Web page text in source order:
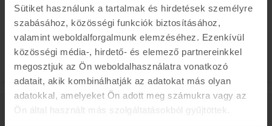
Sütiket használunk a tartalmak és hirdetések személyre
szabásához, közösségi funkciók biztosításához,
valamint weboldalforgalmunk elemzéséhez. Ezenkívül
közösségi média-, hirdető- és elemező partnereinkkel
megosztjuk az Ön weboldalhasználatra vonatkozó
adatait, akik kombinálhatják az adatokat más olyan
adatokkal, amelyeket Ön adott meg számukra vagy az
Ön által használt más szolgáltatásokból gyűjtöttek.
Leírás